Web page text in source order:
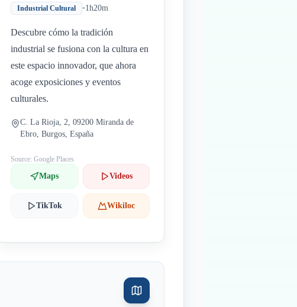
Industrial Cultural •1h20m
Descubre cómo la tradición
industrial se fusiona con la cultura en
este espacio innovador, que ahora
acoge exposiciones y eventos
culturales.
C. La Rioja, 2, 09200 Miranda de
Ebro, Burgos, España
Source: Google Places
Maps Videos
TikTok Wikiloc